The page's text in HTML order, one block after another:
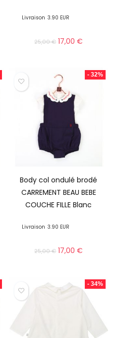
Livraison 3.90 EUR
25,00€ 17,00€
- 32%
Body col ondulé brodé
CARREMENT BEAU BEBE
COUCHE FILLE Blanc
Livraison 3.90 EUR
25,00€ 17,00€
- 34%